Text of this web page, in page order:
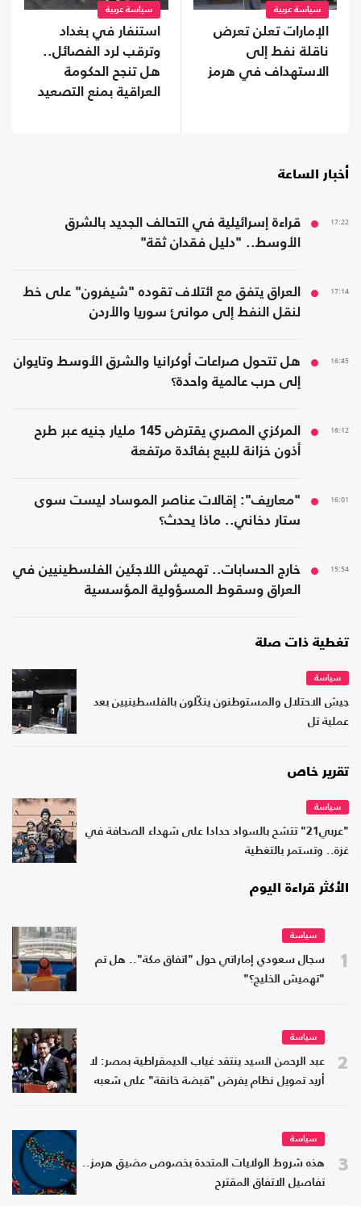
سياسة عربية
الإمارات تعلن تعرض
ناقلة نفط إلى
الاستهداف في هرمز
سياسة عربية
استنفار في بغداد
وترقب لرد الفصائل..
هل تنجح الحكومة
العراقية بمنع التصعيد
أخبار الساعة
17:22
قراءة إسرائيلية في التحالف الجديد بالشرق
الأوسط.. "دليل فقدان ثقة"
17:14
العراق يتفق مع ائتلاف تقوده "شيفرون" على خط
لنقل النفط إلى موانئ سوريا والأردن
16:45
هل تتحول صراعات أوكرانيا والشرق الأوسط وتايوان
إلى حرب عالمية واحدة؟
16:12
المركزي المصري يقترض 145 مليار جنيه عبر طرح
أذون خزانة للبيع بفائدة مرتفعة
16:01
"معاريف": إقالات عناصر الموساد ليست سوى
ستار دخاني.. ماذا يحدث؟
15:54
خارج الحسابات.. تهميش اللاجئين الفلسطينيين في
العراق وسقوط المسؤولية المؤسسية
تغطية ذات صلة
سياسة
جيش الاحتلال والمستوطنون ينكّلون بالفلسطينيين بعد
عملية تل
تقرير خاص
سياسة
"عربي21" تتشح بالسواد حدادا على شهداء الصحافة في
غزة.. وتستمر بالتغطية
الأكثر قراءة اليوم
1
سياسة
سجال سعودي إماراتي حول "اتفاق مكة".. هل تم
"تهميش الخليج؟"
2
سياسة
عبد الرحمن السيد ينتقد غياب الديمقراطية بمصر: لا
أريد تمويل نظام يفرض "قبضة خانقة" على شعبه
3
سياسة
هذه شروط الولايات المتحدة بخصوص مضيق هرمز..
تفاصيل الاتفاق المقترح